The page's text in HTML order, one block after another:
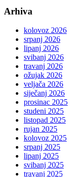
Arhiva
kolovoz 2026
srpanj 2026
lipanj 2026
svibanj 2026
travanj 2026
ožujak 2026
veljača 2026
siječanj 2026
prosinac 2025
studeni 2025
listopad 2025
rujan 2025
kolovoz 2025
srpanj 2025
lipanj 2025
svibanj 2025
travanj 2025